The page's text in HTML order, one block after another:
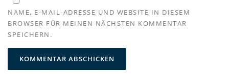
NAME, E-MAIL-ADRESSE UND WEBSITE IN DIESEM
BROWSER FÜR MEINEN NÄCHSTEN KOMMENTAR
SPEICHERN.